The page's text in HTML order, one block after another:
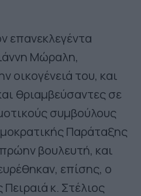
επανεκλεγέντα
Μώραλη,
οικογένειά του, και
θριαμβεύσαντες σε
συμβούλους
Παράταξης
βουλευτή, και
επίσης, ο
κ. Στέλιος